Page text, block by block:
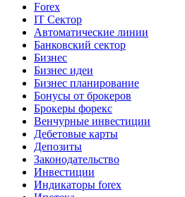
Forex
IT Сектор
Автоматические линии
Банковский сектор
Бизнес
Бизнес идеи
Бизнес планирование
Бонусы от брокеров
Брокеры форекс
Венчурные инвестиции
Дебетовые карты
Депозиты
Законодательство
Инвестиции
Индикаторы forex